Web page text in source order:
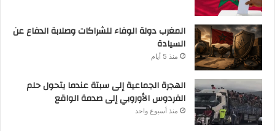
المغرب دولة الوفاء للشراكات وصلابة الدفاع عن
السيادة
منذ 5 أيام
الهجرة الجماعية إلى سبتة عندما يتحول حلم
الفردوس الأوروبي إلى صدمة الواقع
منذ أسبوع واحد